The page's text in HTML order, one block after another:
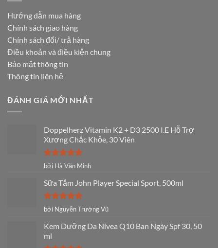
Hướng dẫn mua hàng
Chính sách giao hàng
Chính sách đổi/ trả hàng
Điều khoản và điều kiện chung
Bảo mật thông tin
Thông tin liên hệ
ĐÁNH GIÁ MỚI NHẤT
Doppelherz Vitamin K2 + D3 2500 I.E Hỗ Trợ
Xương Chắc Khỏe, 30 Viên
Được xếp
sao
bởi Hà Văn Minh
Sữa Tắm John Player Special Sport, 500ml
Được xếp
hạng
5
sao
bởi Nguyễn Trường Vũ
Kem Dưỡng Da Nivea Q10 Ban Ngày Spf 30, 50
ml